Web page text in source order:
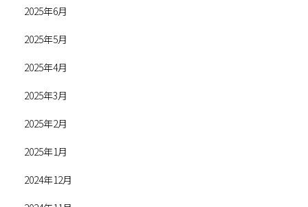
2025年6月
2025年5月
2025年4月
2025年3月
2025年2月
2025年1月
2024年12月